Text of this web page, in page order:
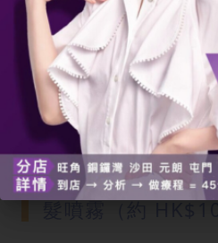
結合抗熱與抗 UV 功
染燙髮質使用。這款
護秀髮免受熱工具與
減少乾燥與毛躁。
14. L’Oréal
髮噴霧（約